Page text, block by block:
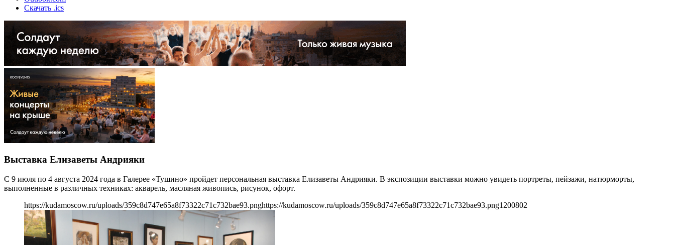
Скачать .ics
Выставка Елизаветы Андрияки
С 9 июля по 4 августа 2024 года в Галерее «Тушино» пройдет персональная выставка Елизаветы Андрияки. В экспозиции выставки можно увидеть портреты, пейзажи, натюрморты,
выполненные в различных техниках: акварель, масляная живопись, рисунок, офорт.
https://kudamoscow.ru/uploads/359c8d747e65a8f73322c71c732bae93.pnghttps://kudamoscow.ru/uploads/359c8d747e65a8f73322c71c732bae93.png1200802